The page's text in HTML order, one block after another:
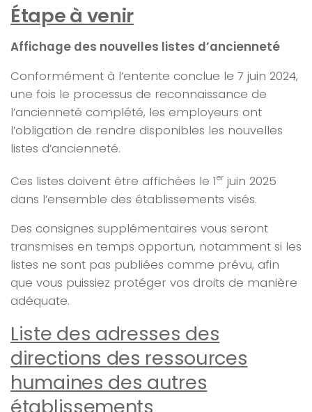
Étape à venir
Affichage des nouvelles listes d’ancienneté
Conformément à l’entente conclue le 7 juin 2024,
une fois le processus de reconnaissance de
l’ancienneté complété, les employeurs ont
l’obligation de rendre disponibles les nouvelles
listes d’ancienneté.
Ces listes doivent être affichées le 1er juin 2025
dans l’ensemble des établissements visés.
Des consignes supplémentaires vous seront
transmises en temps opportun, notamment si les
listes ne sont pas publiées comme prévu, afin
que vous puissiez protéger vos droits de manière
adéquate.
Liste des adresses des
directions des ressources
humaines des autres
établissements